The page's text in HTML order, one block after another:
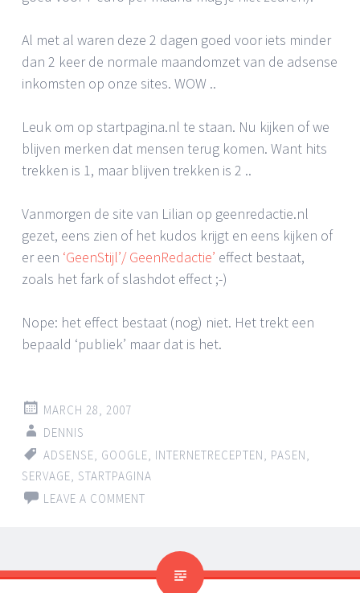
Al met al waren deze 2 dagen goed voor iets minder
dan 2 keer de normale maandomzet van de adsense
inkomsten op onze sites. WOW ..
Leuk om op startpagina.nl te staan. Nu kijken of we
blijven merken dat mensen terug komen. Want hits
trekken is 1, maar blijven trekken is 2 ..
Vanmorgen de site van Lilian op geenredactie.nl
gezet, eens zien of het kudos krijgt en eens kijken of
er een ‘GeenStijl’/ GeenRedactie’ effect bestaat,
zoals het fark of slashdot effect ;-)
Nope: het effect bestaat (nog) niet. Het trekt een
bepaald ‘publiek’ maar dat is het.
MARCH 28, 2007
DENNIS
ADSENSE GOOGLE INTERNETRECEPTEN PASEN
SERVAGE STARTPAGINA
LEAVE A COMMENT